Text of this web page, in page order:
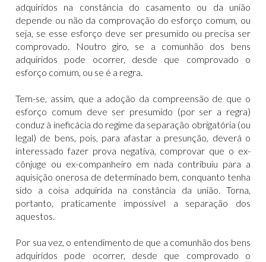
adquiridos na constância do casamento ou da união
depende ou não da comprovação do esforço comum, ou
seja, se esse esforço deve ser presumido ou precisa ser
comprovado. Noutro giro, se a comunhão dos bens
adquiridos pode ocorrer, desde que comprovado o
esforço comum, ou se é a regra.
Tem-se, assim, que a adoção da compreensão de que o
esforço comum deve ser presumido (por ser a regra)
conduz à ineficácia do regime da separação obrigatória (ou
legal) de bens, pois, para afastar a presunção, deverá o
interessado fazer prova negativa, comprovar que o ex-
cônjuge ou ex-companheiro em nada contribuiu para a
aquisição onerosa de determinado bem, conquanto tenha
sido a coisa adquirida na constância da união. Torna,
portanto, praticamente impossível a separação dos
aquestos.
Por sua vez, o entendimento de que a comunhão dos bens
adquiridos pode ocorrer, desde que comprovado o